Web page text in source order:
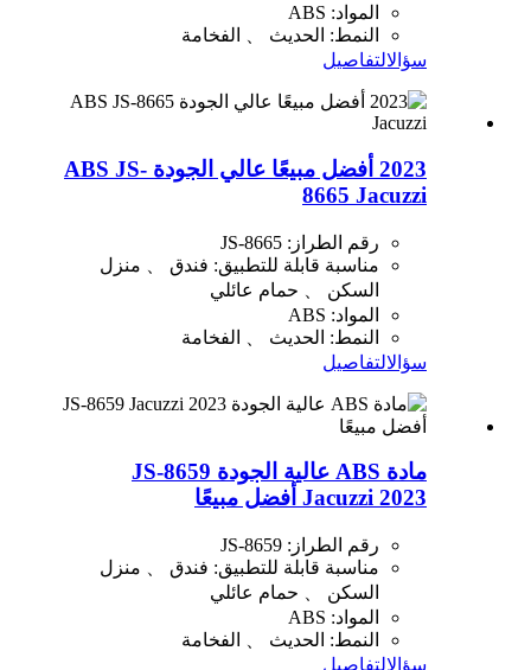
المواد: ABS
النمط: الحديث 、 الفخامة
سؤالالتفاصيل
2023 أفضل مبيعًا عالي الجودة ABS JS-
8665 Jacuzzi
رقم الطراز: JS-8665
مناسبة قابلة للتطبيق: فندق 、 منزل
السكن 、 حمام عائلي
المواد: ABS
النمط: الحديث 、 الفخامة
سؤالالتفاصيل
مادة ABS عالية الجودة JS-8659
Jacuzzi 2023 أفضل مبيعًا
رقم الطراز: JS-8659
مناسبة قابلة للتطبيق: فندق 、 منزل
السكن 、 حمام عائلي
المواد: ABS
النمط: الحديث 、 الفخامة
سؤالالتفاصيل